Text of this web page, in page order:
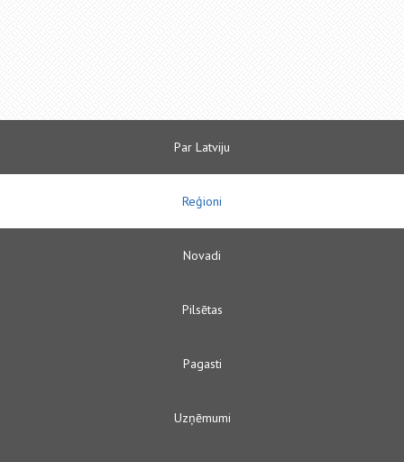
Par Latviju
Reģioni
Novadi
Pilsētas
Pagasti
Uzņēmumi